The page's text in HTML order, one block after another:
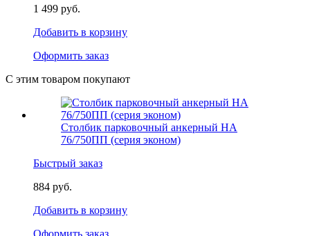
1 499 руб.
Добавить в корзину
Оформить заказ
С этим товаром покупают
Столбик парковочный анкерный НА
76/750ПП (серия эконом)
Быстрый заказ
884 руб.
Добавить в корзину